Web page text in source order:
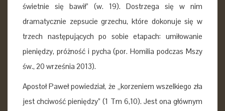
świetnie się bawił” (w. 19). Dostrzega się w nim
dramatycznie zepsucie grzechu, które dokonuje się w
trzech następujących po sobie etapach: umiłowanie
pieniędzy, próżność i pycha (por. Homilia podczas Mszy
św., 20 września 2013).
Apostoł Paweł powiedział, że „korzeniem wszelkiego zła
jest chciwość pieniędzy” (1 Tm 6,10). Jest ona głównym